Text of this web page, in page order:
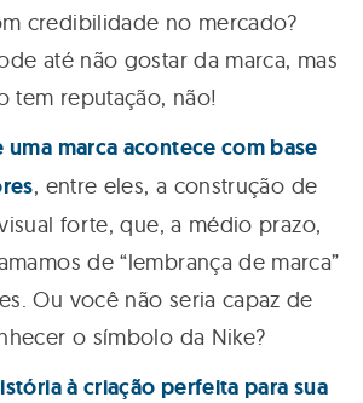
credibilidade no mercado?
até não gostar da marca, mas
tem reputação, não!
marca acontece com base
, entre eles, a construção de
forte, que, a médio prazo,
de “lembrança de marca”
Ou você não seria capaz de
o símbolo da Nike?
à criação perfeita para sua